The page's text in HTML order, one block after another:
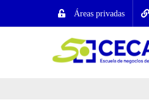
Áreas privadas